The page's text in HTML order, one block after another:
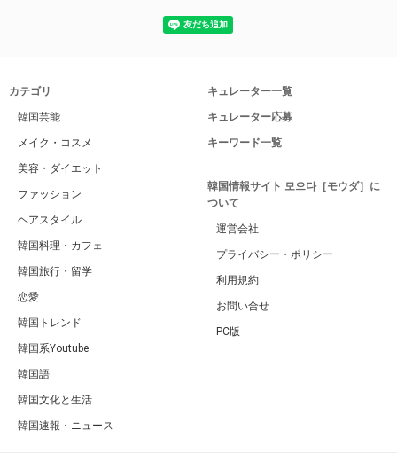
カテゴリ
韓国芸能
メイク・コスメ
美容・ダイエット
ファッション
ヘアスタイル
韓国料理・カフェ
韓国旅行・留学
恋愛
韓国トレンド
韓国系Youtube
韓国語
韓国文化と生活
韓国速報・ニュース
キュレーター一覧
キュレーター応募
キーワード一覧
韓国情報サイト 모으다［モウダ］に
ついて
運営会社
プライバシー・ポリシー
利用規約
お問い合せ
PC版